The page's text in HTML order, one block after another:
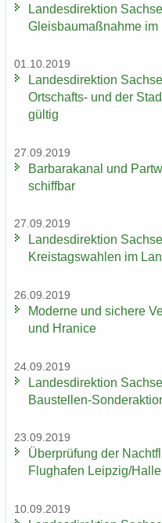
Lan­des­di­rek­ti­on
Gleis­bau­maß­nah­me im
01.10.2019
Lan­des­di­rek­ti­on
Ortschafts-​ und der
gül­tig
27.09.2019
Bar­ba­ra­ka­nal und
schiff­bar
27.09.2019
Lan­des­di­rek­ti­on
Kreis­tags­wah­len im
26.09.2019
Mo­der­ne und si­che­re
und Hra­nice
24.09.2019
Lan­des­di­rek­ti­on
Baustellen-​
23.09.2019
Über­prü­fung der
Flug­ha­fen Leip­zig/
10.09.2019